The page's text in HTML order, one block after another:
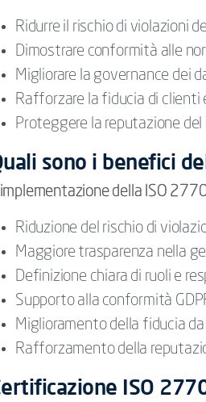
Ridurre il rischio di violazioni
Dimostrare conformità alle
Migliorare la governance dei
Rafforzare la fiducia di clienti
Proteggere la reputazione del
sono i benefici
della ISO
Riduzione del rischio di
Maggiore trasparenza nella
Definizione chiara di ruoli e
Supporto alla conformità
Miglioramento della fiducia
Rafforzamento della
ISO